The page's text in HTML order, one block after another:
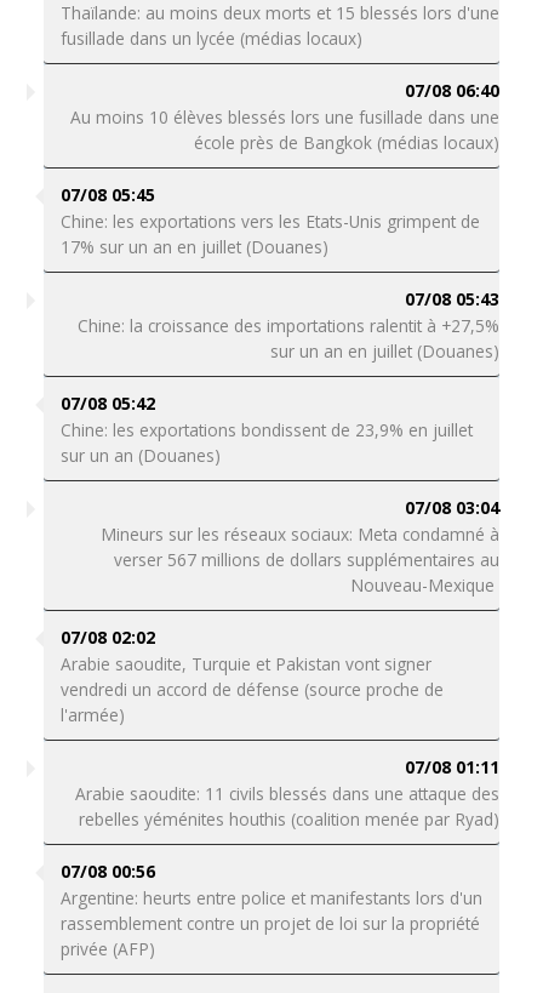
Thaïlande: au moins deux morts et 15 blessés lors d'une
fusillade dans un lycée (médias locaux)
07/08 06:40
Au moins 10 élèves blessés lors une fusillade dans une
école près de Bangkok (médias locaux)
07/08 05:45
Chine: les exportations vers les Etats-Unis grimpent de
17% sur un an en juillet (Douanes)
07/08 05:43
Chine: la croissance des importations ralentit à +27,5%
sur un an en juillet (Douanes)
07/08 05:42
Chine: les exportations bondissent de 23,9% en juillet
sur un an (Douanes)
07/08 03:04
Mineurs sur les réseaux sociaux: Meta condamné à
verser 567 millions de dollars supplémentaires au
Nouveau-Mexique
07/08 02:02
Arabie saoudite, Turquie et Pakistan vont signer
vendredi un accord de défense (source proche de
l'armée)
07/08 01:11
Arabie saoudite: 11 civils blessés dans une attaque des
rebelles yéménites houthis (coalition menée par Ryad)
07/08 00:56
Argentine: heurts entre police et manifestants lors d'un
rassemblement contre un projet de loi sur la propriété
privée (AFP)